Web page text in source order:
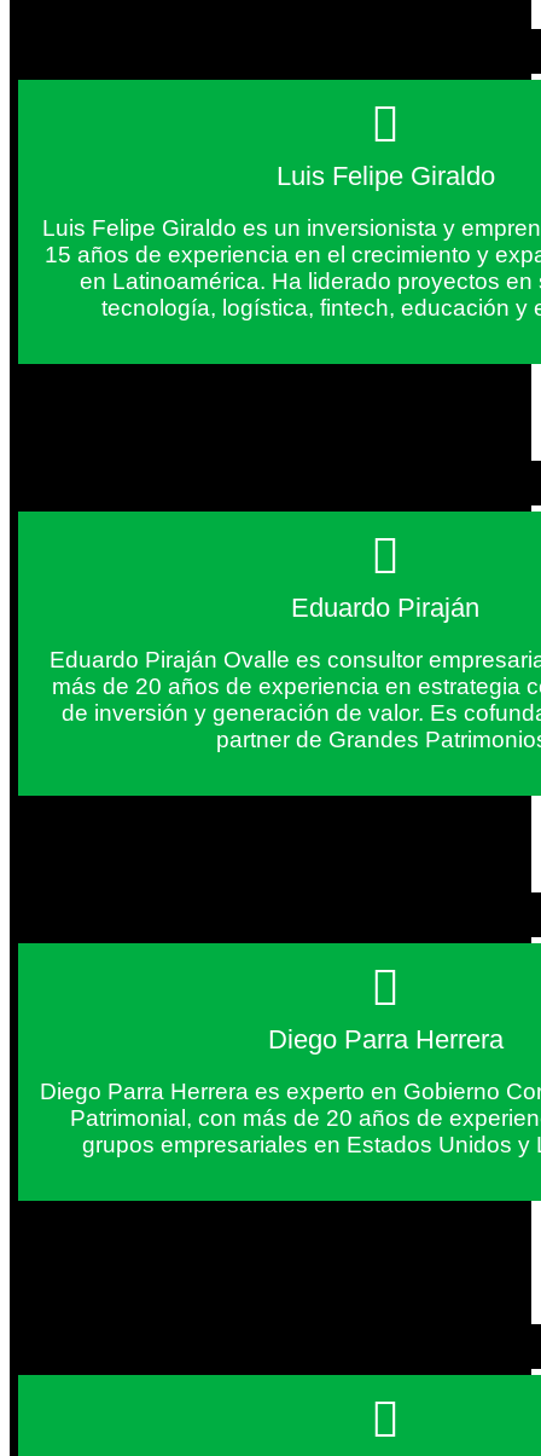
Luis Felipe Giraldo
Luis Felipe Giraldo es un inversionista y
15 años de experiencia en el crecimiento y
en Latinoamérica. Ha liderado proyectos en
tecnología, logística, fintech, educación y
Eduardo Piraján
Eduardo Piraján Ovalle es consultor
más de 20 años de experiencia en estrategia
de inversión y generación de valor. Es
partner de Grandes
Diego Parra Herrera
Diego Parra Herrera es experto en Gobierno
Patrimonial, con más de 20 años de
grupos empresariales en Estados Unidos y